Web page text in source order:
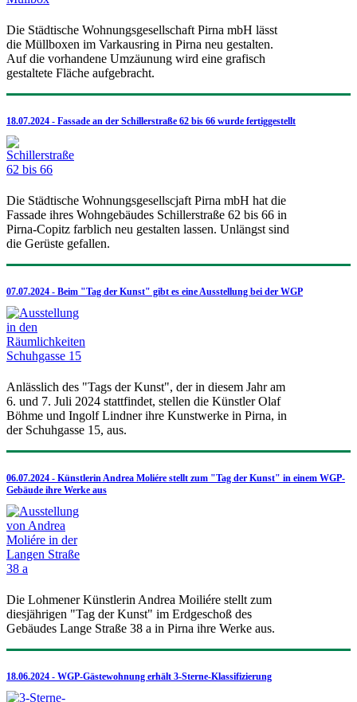
Die Städtische Wohnungsgesellschaft Pirna mbH lässt
die Müllboxen im Varkausring in Pirna neu gestalten.
Auf die vorhandene Umzäunung wird eine grafisch
gestaltete Fläche aufgebracht.
18.07.2024 - Fassade an der Schillerstraße 62 bis 66 wurde fertiggestellt
Die Städtische Wohnungsgesellscjaft Pirna mbH hat die
Fassade ihres Wohngebäudes Schillerstraße 62 bis 66 in
Pirna-Copitz farblich neu gestalten lassen. Unlängst sind
die Gerüste gefallen.
07.07.2024 - Beim "Tag der Kunst" gibt es eine Ausstellung bei der WGP
Anlässlich des "Tags der Kunst", der in diesem Jahr am
6. und 7. Juli 2024 stattfindet, stellen die Künstler Olaf
Böhme und Ingolf Lindner ihre Kunstwerke in Pirna, in
der Schuhgasse 15, aus.
06.07.2024 - Künstlerin Andrea Moliére stellt zum "Tag der Kunst" in einem WGP-
Gebäude ihre Werke aus
Die Lohmener Künstlerin Andrea Moiliére stellt zum
diesjährigen "Tag der Kunst" im Erdgeschoß des
Gebäudes Lange Straße 38 a in Pirna ihre Werke aus.
18.06.2024 - WGP-Gästewohnung erhält 3-Sterne-Klassifizierung